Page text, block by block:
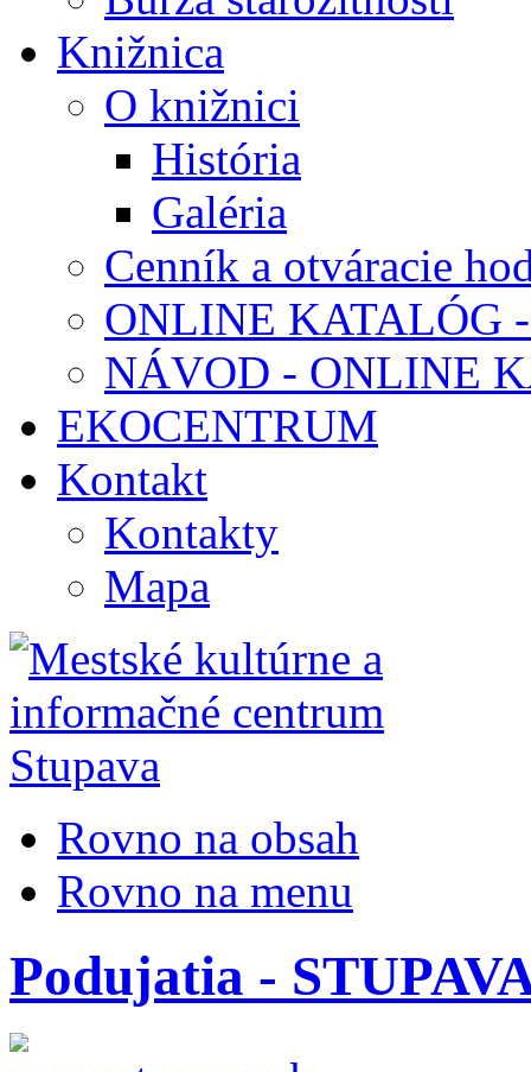
Knižnica
O knižnici
História
Galéria
Cenník a otváracie
ONLINE KATALÓG
NÁVOD - ONLINE
EKOCENTRUM
Kontakt
Kontakty
Mapa
Rovno na obsah
Rovno na menu
Podujatia -